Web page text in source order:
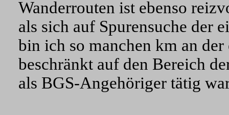
Wanderrouten ist ebenso
als sich auf Spurensuche der
bin ich so manchen km an
beschränkt auf den Bereich
als BGS-Angehöriger tätig